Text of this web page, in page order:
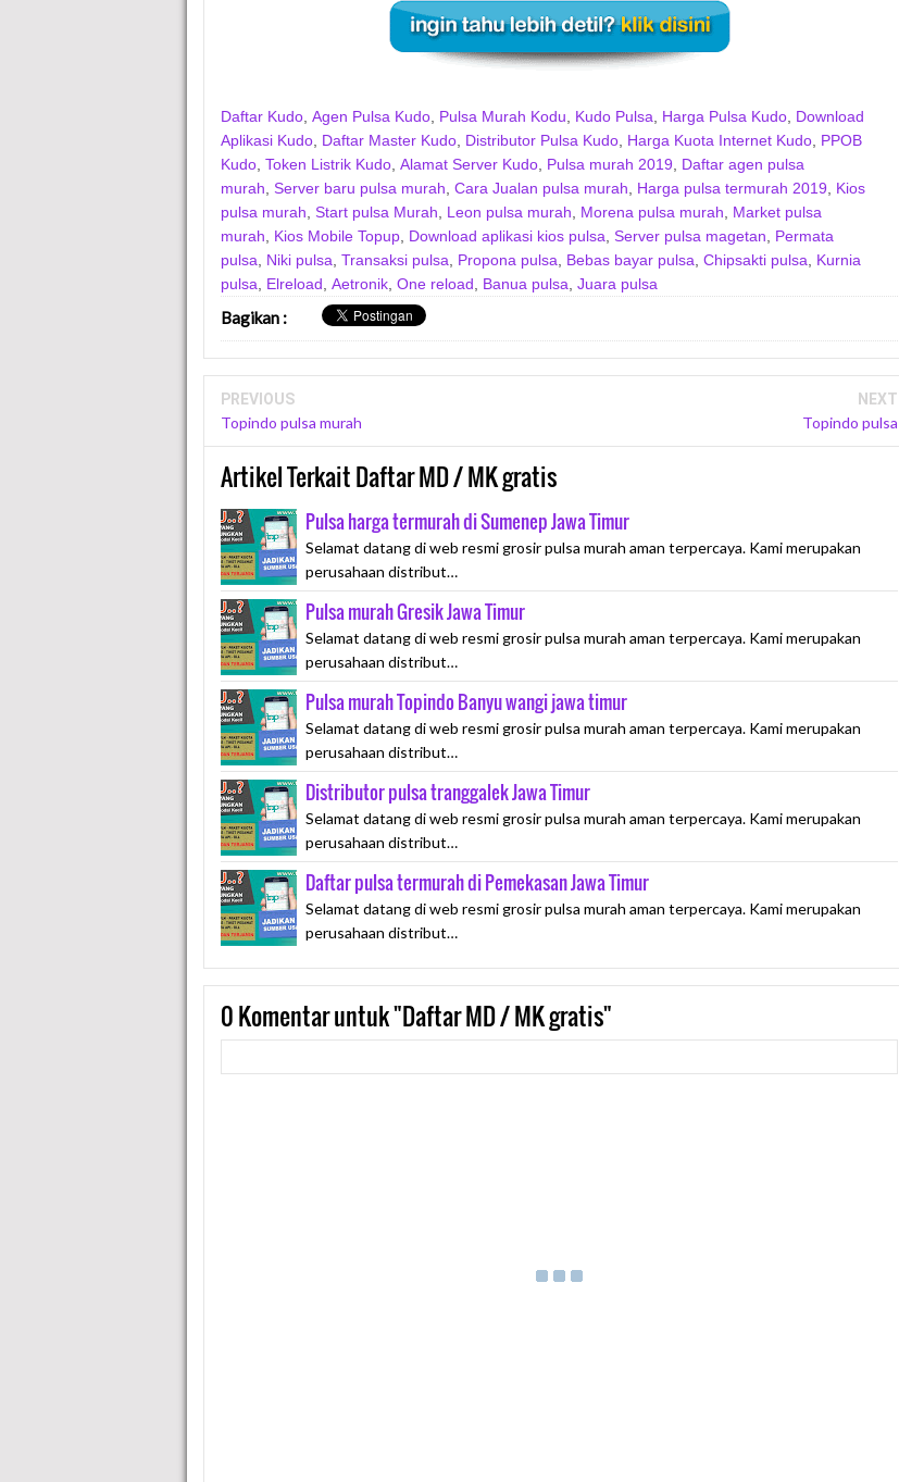
Daftar Kudo Agen Pulsa Kudo Pulsa Murah Kodu Kudo Pulsa Harga Pulsa Kudo Download
Aplikasi Kudo Daftar Master Kudo Distributor Pulsa Kudo Harga Kuota Internet Kudo PPOB
Kudo Token Listrik Kudo Alamat Server Kudo Pulsa murah 2019
Daftar agen pulsa
murah Server baru pulsa murah Cara Jualan pulsa murah Harga pulsa termurah 2019
Kios
pulsa murah Start pulsa Murah Leon pulsa murah Morena pulsa murah
Market pulsa
murah
Kios Mobile Topup Download aplikasi kios pulsa Server pulsa magetan
Permata
pulsa
Niki pulsa Transaksi pulsa Propona pulsa Bebas bayar pulsa Chipsakti pulsa
Kurnia
pulsa
Elreload Aetronik One reload Banua pulsa Juara pulsa
Bagikan :
PREVIOUS
Topindo pulsa murah
NEXT
Topindo pulsa
Artikel Terkait Daftar MD / MK gratis
Pulsa harga termurah di Sumenep Jawa Timur
Selamat datang di web resmi grosir pulsa murah aman terpercaya. Kami merupakan
perusahaan distribut…
Pulsa murah Gresik Jawa Timur
Selamat datang di web resmi grosir pulsa murah aman terpercaya. Kami merupakan
perusahaan distribut…
Pulsa murah Topindo Banyu wangi jawa timur
Selamat datang di web resmi grosir pulsa murah aman terpercaya. Kami merupakan
perusahaan distribut…
Distributor pulsa tranggalek Jawa Timur
Selamat datang di web resmi grosir pulsa murah aman terpercaya. Kami merupakan
perusahaan distribut…
Daftar pulsa termurah di Pemekasan Jawa Timur
Selamat datang di web resmi grosir pulsa murah aman terpercaya. Kami merupakan
perusahaan distribut…
0Komentar untuk "Daftar MD / MK gratis"